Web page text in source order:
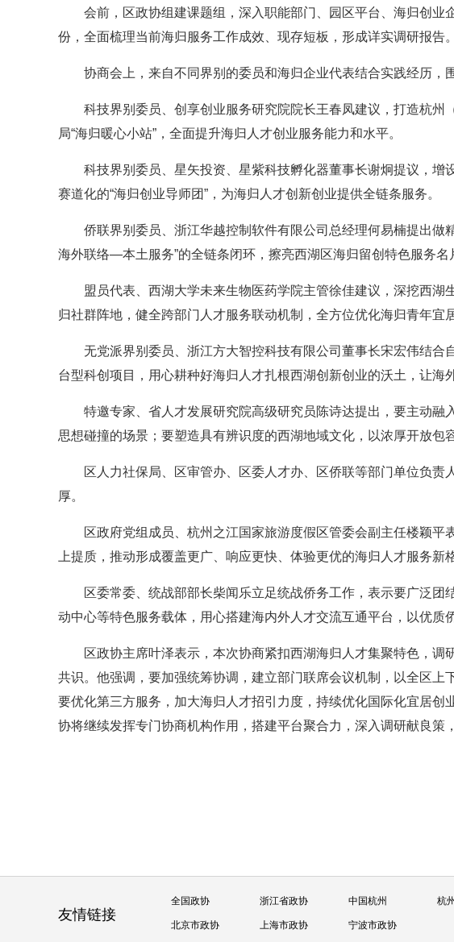
会前，区政协组建课题组，深入职能部门、园区平台、海归创
份，全面梳理当前海归服务工作成效、现存短板，形成详实调研报告。
协商会上，来自不同界别的委员和海归企业代表结合实践经历，
科技界别委员、创享创业服务研究院院长王春凤建议，打造杭州
局“海归暖心小站”，全面提升海归人才创业服务能力和水平。
科技界别委员、星矢投资、星紫科技孵化器董事长谢炯提议，增
赛道化的“海归创业导师团”，为海归人才创新创业提供全链条服务。
侨联界别委员、浙江华越控制软件有限公司总经理何易楠提出做
海外联络—本土服务”的全链条闭环，擦亮西湖区海归留创特色服务名
盟员代表、西湖大学未来生物医药学院主管徐佳建议，深挖西
归社群阵地，健全跨部门人才服务联动机制，全方位优化海归青年宜
无党派界别委员、浙江方大智控科技有限公司董事长宋宏伟结
台型科创项目，用心耕种好海归人才扎根西湖创新创业的沃土，让海
特邀专家、省人才发展研究院高级研究员陈诗达提出，要主动
思想碰撞的场景；要塑造具有辨识度的西湖地域文化，以浓厚开放包
区人力社保局、区审管办、区委人才办、区侨联等部门单位负
厚。
区政府党组成员、杭州之江国家旅游度假区管委会副主任楼颖
上提质，推动形成覆盖更广、响应更快、体验更优的海归人才服务新
区委常委、统战部部长柴闻乐立足统战侨务工作，表示要广泛
动中心等特色服务载体，用心搭建海内外人才交流互通平台，以优质
区政协主席叶泽表示，本次协商紧扣西湖海归人才集聚特色，
共识。他强调，要加强统筹协调，建立部门联席会议机制，以全区上
要优化第三方服务，加大海归人才招引力度，持续优化国际化宜居创
协将继续发挥专门协商机构作用，搭建平台聚合力，深入调研献良策
友情链接
全国政协 浙江省政协 中国杭州 杭
北京市政协 上海市政协 宁波市政协